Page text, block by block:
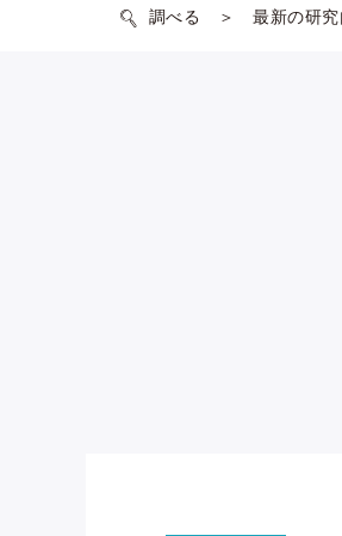
調べる 最新の研究